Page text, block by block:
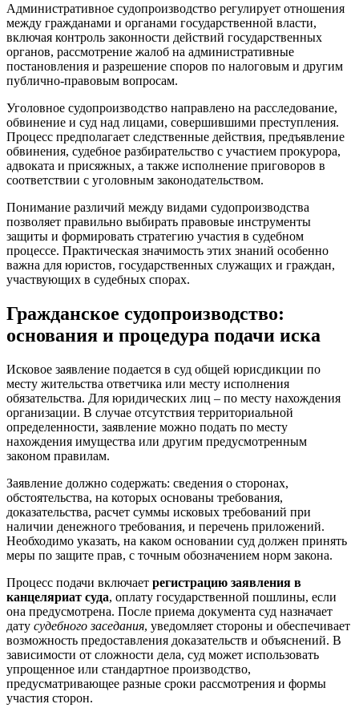
Административное судопроизводство регулирует отношения
между гражданами и органами государственной власти,
включая контроль законности действий государственных
органов, рассмотрение жалоб на административные
постановления и разрешение споров по налоговым и другим
публично-правовым вопросам.
Уголовное судопроизводство направлено на расследование,
обвинение и суд над лицами, совершившими преступления.
Процесс предполагает следственные действия, предъявление
обвинения, судебное разбирательство с участием прокурора,
адвоката и присяжных, а также исполнение приговоров в
соответствии с уголовным законодательством.
Понимание различий между видами судопроизводства
позволяет правильно выбирать правовые инструменты
защиты и формировать стратегию участия в судебном
процессе. Практическая значимость этих знаний особенно
важна для юристов, государственных служащих и граждан,
участвующих в судебных спорах.
Гражданское судопроизводство:
основания и процедура подачи иска
Исковое заявление подается в суд общей юрисдикции по
месту жительства ответчика или месту исполнения
обязательства. Для юридических лиц – по месту нахождения
организации. В случае отсутствия территориальной
определенности, заявление можно подать по месту
нахождения имущества или другим предусмотренным
законом правилам.
Заявление должно содержать: сведения о сторонах,
обстоятельства, на которых основаны требования,
доказательства, расчет суммы исковых требований при
наличии денежного требования, и перечень приложений.
Необходимо указать, на каком основании суд должен принять
меры по защите прав, с точным обозначением норм закона.
Процесс подачи включает регистрацию заявления в
канцеляриат суда, оплату государственной пошлины, если
она предусмотрена. После приема документа суд назначает
дату судебного заседания, уведомляет стороны и обеспечивает
возможность предоставления доказательств и объяснений. В
зависимости от сложности дела, суд может использовать
упрощенное или стандартное производство,
предусматривающее разные сроки рассмотрения и формы
участия сторон.